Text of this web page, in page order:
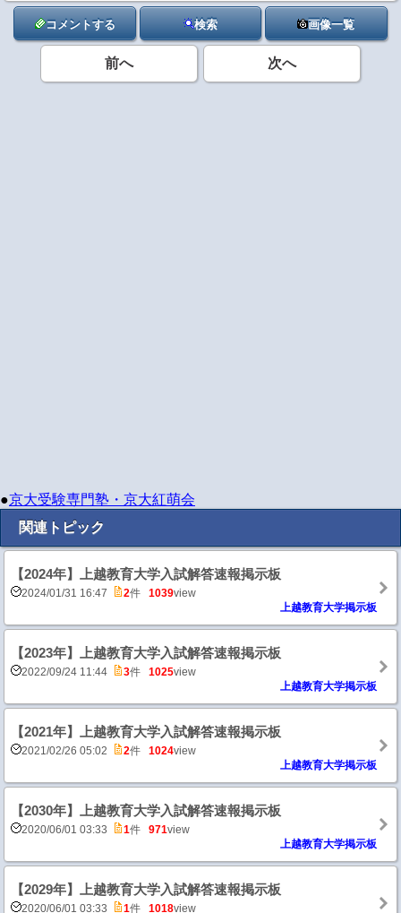
コメントする 検索 画像一覧
前へ 次へ
●京大受験専門塾・京大紅萌会
関連トピック
【2024年】上越教育大学入試解答速報掲示板
2024/01/31 16:47 2件 1039view
上越教育大学掲示板
【2023年】上越教育大学入試解答速報掲示板
2022/09/24 11:44 3件 1025view
上越教育大学掲示板
【2021年】上越教育大学入試解答速報掲示板
2021/02/26 05:02 2件 1024view
上越教育大学掲示板
【2030年】上越教育大学入試解答速報掲示板
2020/06/01 03:33 1件 971view
上越教育大学掲示板
【2029年】上越教育大学入試解答速報掲示板
2020/06/01 03:33 1件 1018view